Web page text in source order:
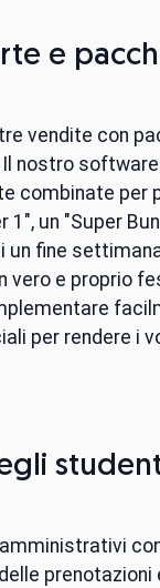
e
vendite con
nostro
combinate per
1", un "Super
un fine
vero e proprio
per rendere i
prenotazioni